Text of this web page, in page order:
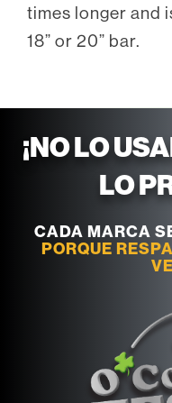
times longer and
18” or 20” bar.
¡NO LO
LO
CADA MARCA
PORQUE